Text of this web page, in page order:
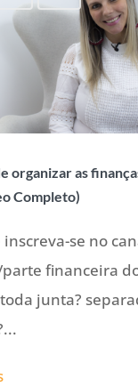
organizar as
Completo)
inscreva-se no
financeira
junta?